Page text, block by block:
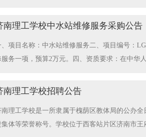
的电子投标(响应)文件上传计算机的网卡MAC
内容存在两处以上细节错误一致，且无法合理
保险或者领取报酬的; （六）不同供应商投标(
，具有良好的商业信誉和健全的财务会计制度
目报价文件（见附件）五、采购方式：询价六
方式送达至济南理工学校（济南市槐荫区王府庄
的，视同串通投标，其投标(响应)文件无效:（
的联系电话一致的; （四）不同供应商的投标(
理人、项目经理、项目负责人等由同一个单位
南理工学校中水站维修服务采购公告
、项目名称：中水站维修服务二、项目编号：
服务一项，预算2万元。四、资质要求：在中华
提供本次采购货物供货能力。投标时提供：1、
文件密封封装后通过专人送达的方式送达至济
、开标时间：2023年10月2日上午9时九、开标
南理工学校招聘公告
南理工学校是一所隶属于槐荫区教体局的公办
集体等荣誉称号。学校位于西客站片区济南市